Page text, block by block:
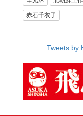
赤石千衣子
Tweets by